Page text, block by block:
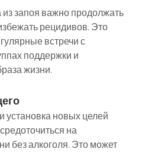
запоя важно продолжать
рецидивов. Это
встречи с
поддержки и
жизни.
установка новых целей
на
без алкоголя. Это может